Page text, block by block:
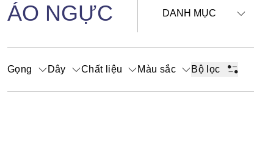
ÁO NGỰC DANH MỤC
Gọng Dây Chất liệu Màu sắc Bộ lọc